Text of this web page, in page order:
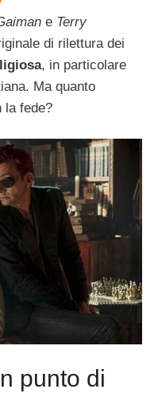
e Terry
di rilettura dei
, in particolare
Ma quanto
la fede?
punto di